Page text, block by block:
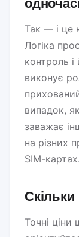
Так — і це
Логіка
контроль
виконує
випадок,
заважає
на різних
SIM-картах.
Точні